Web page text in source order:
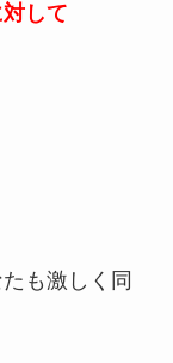
して
も激しく同